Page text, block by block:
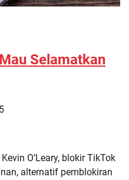
Selamatkan
O’Leary, blokir TikTok
alternatif pemblokiran